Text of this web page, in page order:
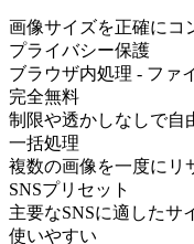
画像サイズを正確にコ
プライバシー保護
ブラウザ内処理 - ファ
完全無料
制限や透かしなしで自
一括処理
複数の画像を一度にリ
SNSプリセット
主要なSNSに適したサ
使いやすい